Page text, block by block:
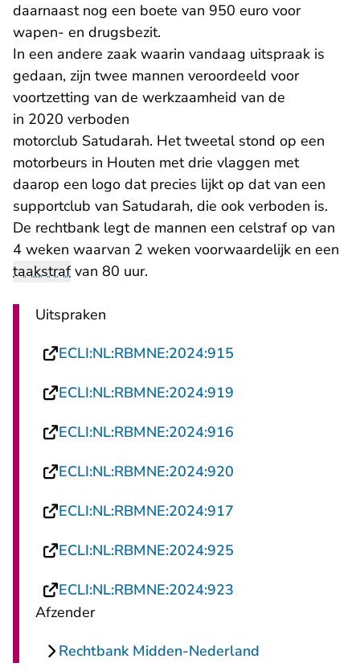
daarnaast nog een boete van 950 euro voor
wapen- en drugsbezit.
In een andere zaak waarin vandaag uitspraak is
gedaan, zijn twee mannen veroordeeld voor
voortzetting van de werkzaamheid van de
in 2020 verboden
motorclub Satudarah. Het tweetal stond op een
motorbeurs in Houten met drie vlaggen met
daarop een logo dat precies lijkt op dat van een
supportclub van Satudarah, die ook verboden is.
De rechtbank legt de mannen een celstraf op van
4 weken waarvan 2 weken voorwaardelijk en een
taakstrafvan 80 uur.
Uitspraken
ECLI:NL:RBMNE:2024:915
ECLI:NL:RBMNE:2024:919
ECLI:NL:RBMNE:2024:916
ECLI:NL:RBMNE:2024:920
ECLI:NL:RBMNE:2024:917
ECLI:NL:RBMNE:2024:925
ECLI:NL:RBMNE:2024:923
Afzender
Rechtbank Midden-Nederland